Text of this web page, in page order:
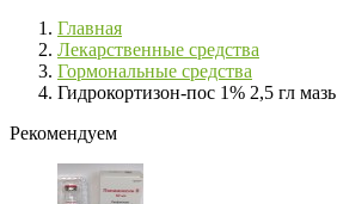
Главная
Лекарственные средства
Гормональные средства
Гидрокортизон-пос 1% 2,5 гл мазь
Рекомендуем